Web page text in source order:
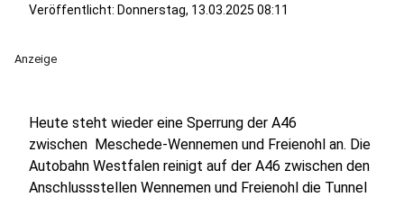
Veröffentlicht: Donnerstag, 13.03.2025 08:11
Anzeige
Heute steht wieder eine Sperrung der A46
zwischen Meschede-Wennemen und Freienohl an. Die
Autobahn Westfalen reinigt auf der A46 zwischen den
Anschlussstellen Wennemen und Freienohl die Tunnel